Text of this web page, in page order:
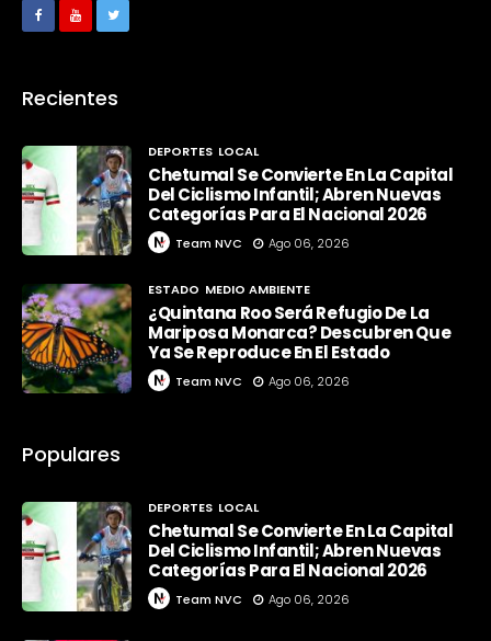
Recientes
DEPORTES LOCAL
Chetumal Se Convierte En La Capital
Del Ciclismo Infantil; Abren Nuevas
Categorías Para El Nacional 2026
Team NVC Ago 06, 2026
ESTADO MEDIO AMBIENTE
¿Quintana Roo Será Refugio De La
Mariposa Monarca? Descubren Que
Ya Se Reproduce En El Estado
Team NVC Ago 06, 2026
Populares
DEPORTES LOCAL
Chetumal Se Convierte En La Capital
Del Ciclismo Infantil; Abren Nuevas
Categorías Para El Nacional 2026
Team NVC Ago 06, 2026